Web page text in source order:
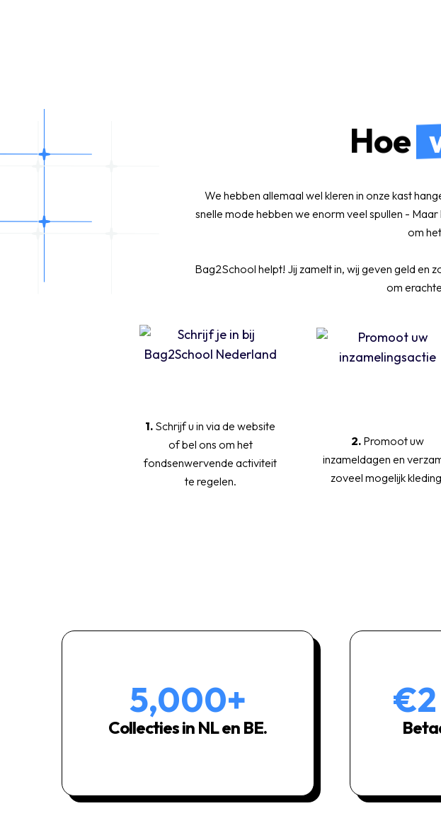
Hoe
We hebben allemaal wel kleren in onze kast
snelle mode hebben we enorm veel spullen -
om
Bag2School helpt! Jij zamelt in, wij geven geld en
om
1. Schrijf u in via de website
of bel ons om het
fondsenwervende activiteit
te regelen.
2.Promoot uw
inzameldagen en
zoveel mogelijk
5,000+
Collecties in NL en BE.
€2